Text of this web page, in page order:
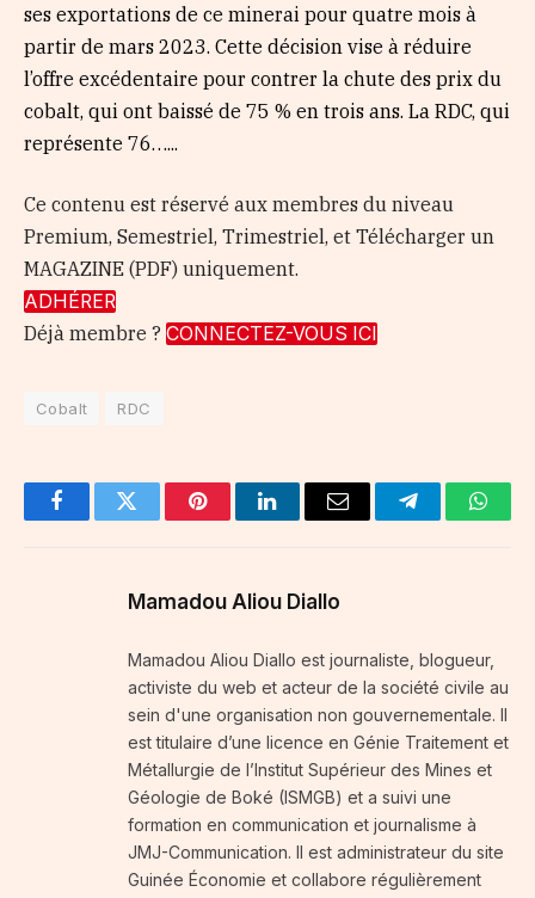
ses exportations de ce minerai pour quatre mois à
partir de mars 2023. Cette décision vise à réduire
l’offre excédentaire pour contrer la chute des prix du
cobalt, qui ont baissé de 75 % en trois ans. La RDC, qui
représente 76…...
Ce contenu est réservé aux membres du niveau
Premium, Semestriel, Trimestriel, et Télécharger un
MAGAZINE (PDF) uniquement.
ADHÉRER
Déjà membre ? CONNECTEZ-VOUS ICI
Cobalt RDC
FacebookTwitter PinterestLinkedInEmail Telegram
Mamadou Aliou Diallo
Mamadou Aliou Diallo est journaliste, blogueur,
activiste du web et acteur de la société civile au
sein d'une organisation non gouvernementale. Il
est titulaire d’une licence en Génie Traitement et
Métallurgie de l’Institut Supérieur des Mines et
Géologie de Boké (ISMGB) et a suivi une
formation en communication et journalisme à
JMJ-Communication. Il est administrateur du site
Guinée Économie et collabore régulièrement